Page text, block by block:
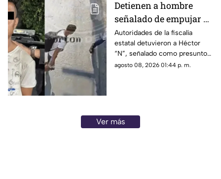
Detienen a hombre
señalado de empujar a
adulto mayor que
murió arrollado por
tráiler
Autoridades de la fiscalía
estatal detuvieron a Héctor
“N”, señalado como presunto
responsable de empujar a un
agosto 08, 2026 01:44 p. m.
Ver más